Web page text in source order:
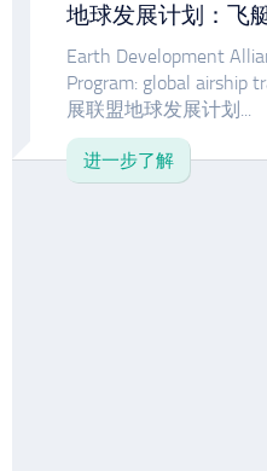
地球发展计划：飞
Earth Development
Program: global airship
展联盟地球发展计划...
进一步了解